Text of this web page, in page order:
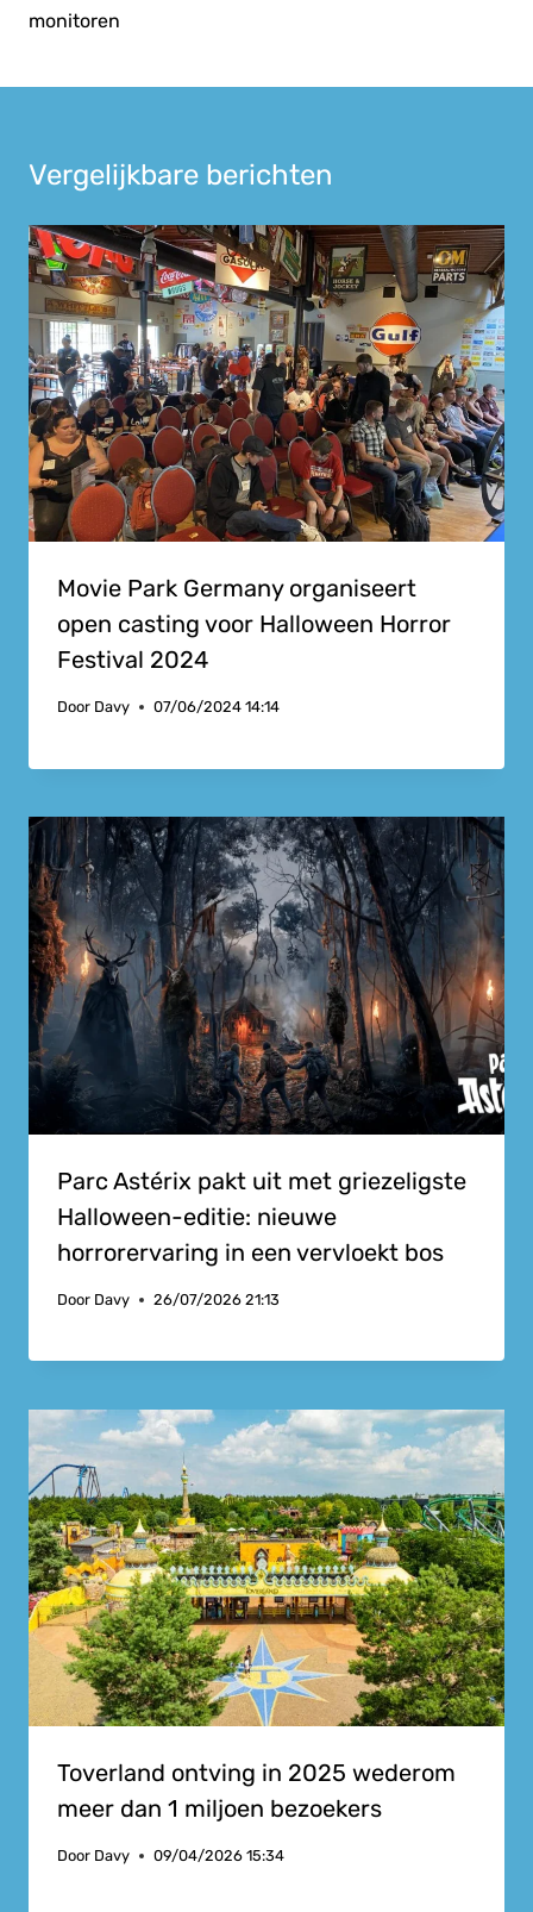
monitoren
Vergelijkbare berichten
Movie Park Germany organiseert
open casting voor Halloween Horror
Festival 2024
Door Davy 07/06/2024 14:14
Parc Astérix pakt uit met griezeligste
Halloween-editie: nieuwe
horrorervaring in een vervloekt bos
Door Davy 26/07/2026 21:13
Toverland ontving in 2025 wederom
meer dan 1 miljoen bezoekers
Door Davy 09/04/2026 15:34